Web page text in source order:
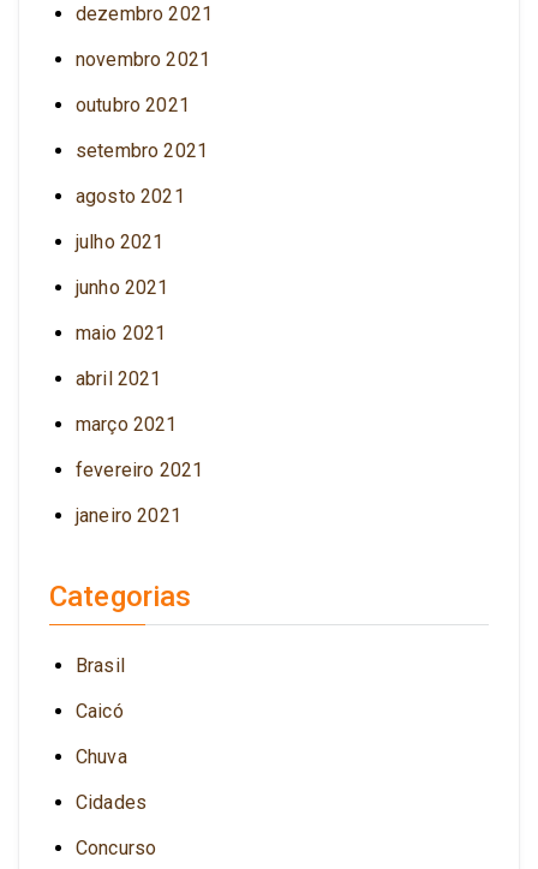
dezembro 2021
novembro 2021
outubro 2021
setembro 2021
agosto 2021
julho 2021
junho 2021
maio 2021
abril 2021
março 2021
fevereiro 2021
janeiro 2021
Categorias
Brasil
Caicó
Chuva
Cidades
Concurso